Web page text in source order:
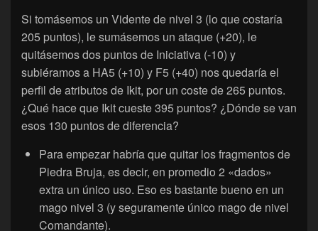
Si tomásemos un Vidente de nivel 3 (lo que costaría
205 puntos), le sumásemos un ataque (+20), le
quitásemos dos puntos de Iniciativa (-10) y
subiéramos a HA5 (+10) y F5 (+40) nos quedaría el
perfil de atributos de Ikit, por un coste de 265 puntos.
¿Qué hace que Ikit cueste 395 puntos? ¿Dónde se van
esos 130 puntos de diferencia?
Para empezar habría que quitar los fragmentos de
Piedra Bruja, es decir, en promedio 2 «dados»
extra un único uso. Eso es bastante bueno en un
mago nivel 3 (y seguramente único mago de nivel
Comandante).